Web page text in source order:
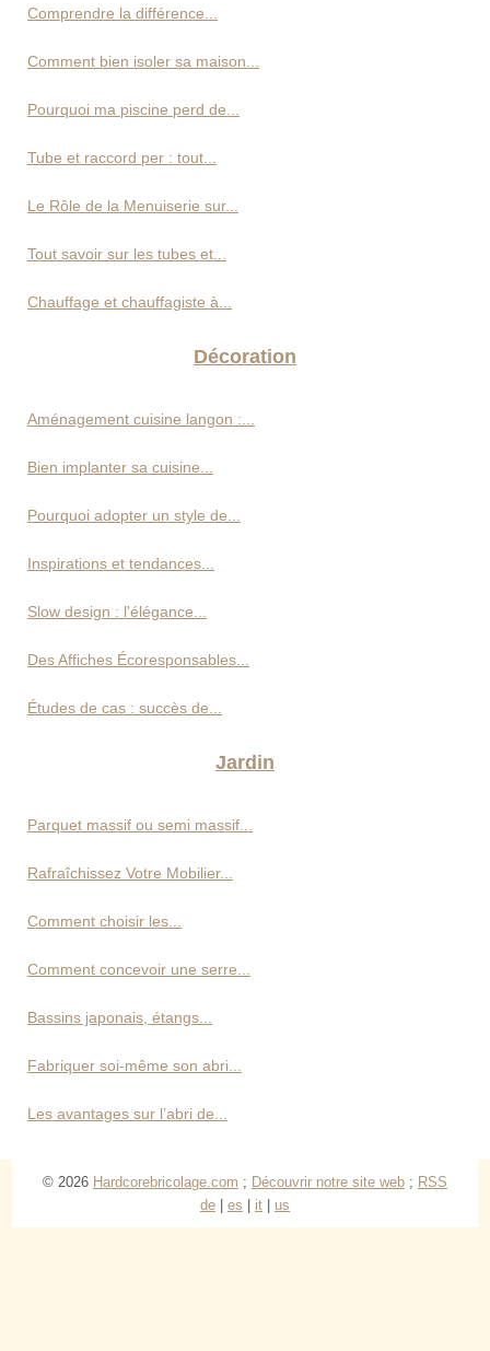
Comprendre la différence...
Comment bien isoler sa maison...
Pourquoi ma piscine perd de...
Tube et raccord per : tout...
Le Rôle de la Menuiserie sur...
Tout savoir sur les tubes et...
Chauffage et chauffagiste à...
Décoration
Aménagement cuisine langon :...
Bien implanter sa cuisine...
Pourquoi adopter un style de...
Inspirations et tendances...
Slow design : l'élégance...
Des Affiches Écoresponsables...
Études de cas : succès de...
Jardin
Parquet massif ou semi massif...
Rafraîchissez Votre Mobilier...
Comment choisir les...
Comment concevoir une serre...
Bassins japonais, étangs...
Fabriquer soi-même son abri...
Les avantages sur l’abri de...
© 2026 Hardcorebricolage.com ; Découvrir notre site web ; RSS
de
es it us